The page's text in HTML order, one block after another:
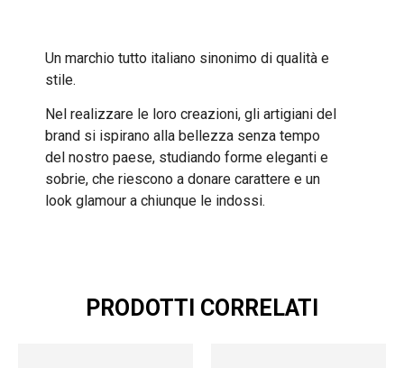
Un marchio tutto italiano sinonimo di qualità e
stile.
Nel realizzare le loro creazioni, gli artigiani del
brand si ispirano alla bellezza senza tempo
del nostro paese, studiando forme eleganti e
sobrie, che riescono a donare carattere e un
look glamour a chiunque le indossi.
PRODOTTI CORRELATI